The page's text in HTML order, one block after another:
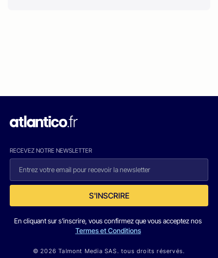
RECEVEZ NOTRE NEWSLETTER
S'INSCRIRE
En cliquant sur s'inscrire, vous confirmez que vous acceptez nos
Termes et Conditions
© 2026 Talmont Media SAS. tous droits réservés.